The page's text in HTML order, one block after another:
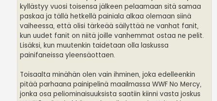
kyllästyy vuosi toisensa jälkeen pelaamaan sitä samaa
paskaa ja tällä hetkellä painiala alkaa olemaan siinä
vaiheessa, että olisi tärkeää säilyttää ne vanhat fanit,
kun uudet fanit on niitä joille vanhemmat ostaa ne pelit.
Lisäksi, kun muutenkin taidetaan olla laskussa
painifaneissa yleensäottaen.
Toisaalta minähän olen vain ihminen, joka edelleenkin
pitää parhaana painipelinä maailmassa WWF No Mercy,
jonka osa peliominaisuuksista saatiin kiinni vasta joskus